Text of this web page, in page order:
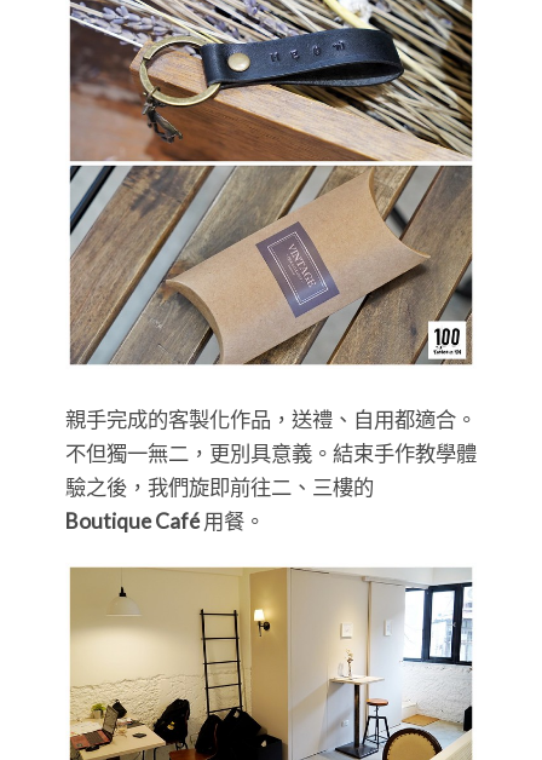
親手完成的客製化作品，送禮、自用都適合。
不但獨一無二，更別具意義。結束手作教學體
驗之後，我們旋即前往二、三樓的
Boutique Café用餐。